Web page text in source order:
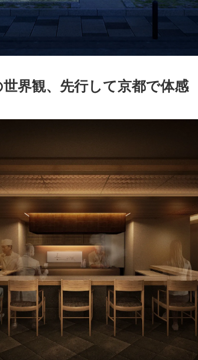
世界観、先行して京都で体感